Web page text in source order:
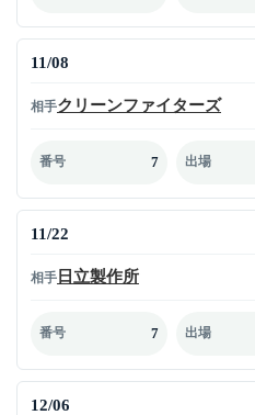
11/08
相手クリーンファイターズ
番号 7 出場
11/22
相手 日立製作所
番号 7 出場
12/06